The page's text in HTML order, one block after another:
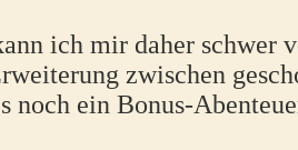
ich mir daher schwer
zwischen
noch ein Bonus-